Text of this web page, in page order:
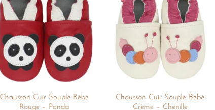
Ajouter
à la
liste de
souhaits
+
Chausson Cuir Souple Bébé
Rouge – Panda
Ajouter
à la
liste de
Chausson Cuir Souple Bébé
Crème – Chenille